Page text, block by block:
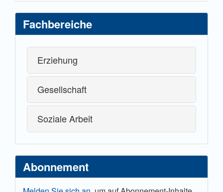
Fachbereiche
Erziehung
Gesellschaft
Soziale Arbeit
Abonnement